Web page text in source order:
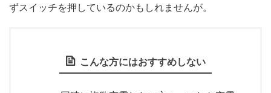
ずスイッチを押しているのかもしれませんが。
こんな方にはおすすめしない